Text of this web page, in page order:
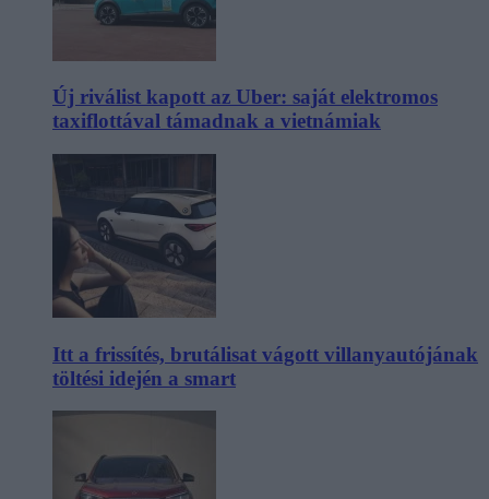
Új riválist kapott az Uber: saját elektromos
taxiflottával támadnak a vietnámiak
Itt a frissítés, brutálisat vágott villanyautójának
töltési idején a smart